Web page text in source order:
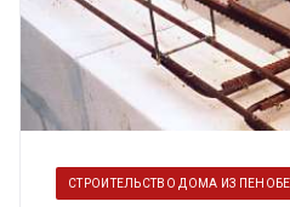
СТРОИТЕЛЬСТВО ДОМА ИЗ